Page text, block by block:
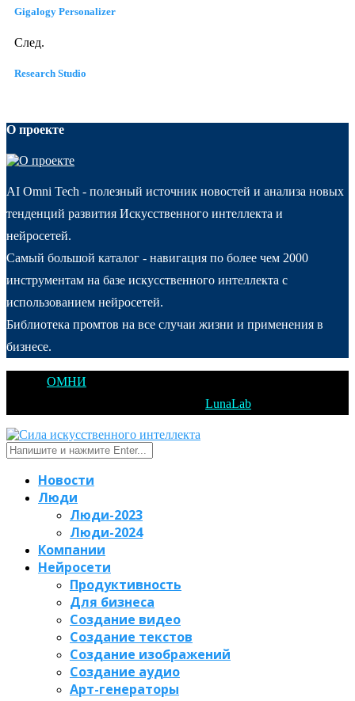
Gigalogy Personalizer
След.
Research Studio
О проекте
AI Omni Tech - полезный источник новостей и анализа новых
тенденций развития Искусственного интеллекта и
нейросетей.
Самый большой каталог - навигация по более чем 2000
инструментам на базе искусственного интеллекта с
использованием нейросетей.
Библиотека промтов на все случаи жизни и применения в
бизнесе.
ОМНИ
LunaLab
Новости
Люди
Люди-2023
Люди-2024
Компании
Нейросети
Продуктивность
Для бизнеса
Создание видео
Создание текстов
Создание изображений
Создание аудио
Арт-генераторы